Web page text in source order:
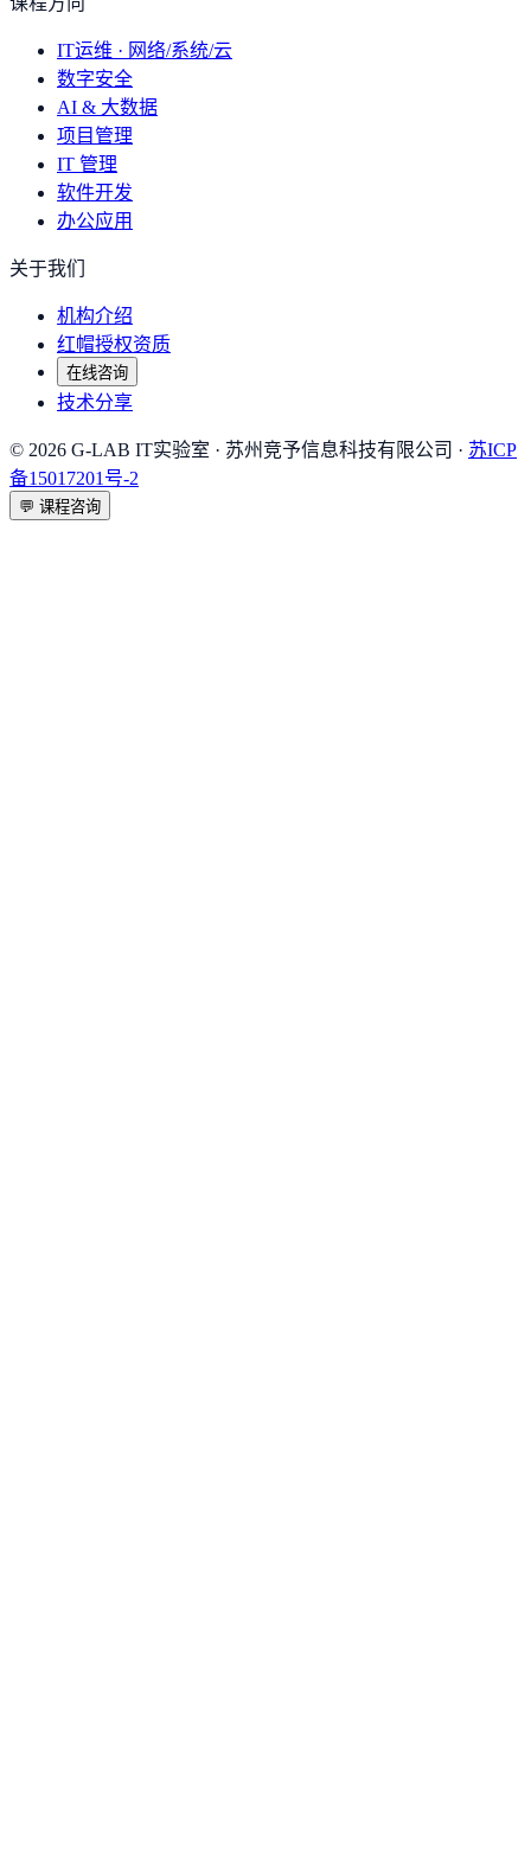
IT运维 · 网络/系统/云
数字安全
AI & 大数据
项目管理
IT 管理
软件开发
办公应用
关于我们
机构介绍
红帽授权资质
在线咨询
技术分享
© 2026 G-LAB IT实验室 · 苏州竞予信息科技有限公司 · 苏ICP
备15017201号-2
💬 课程咨询